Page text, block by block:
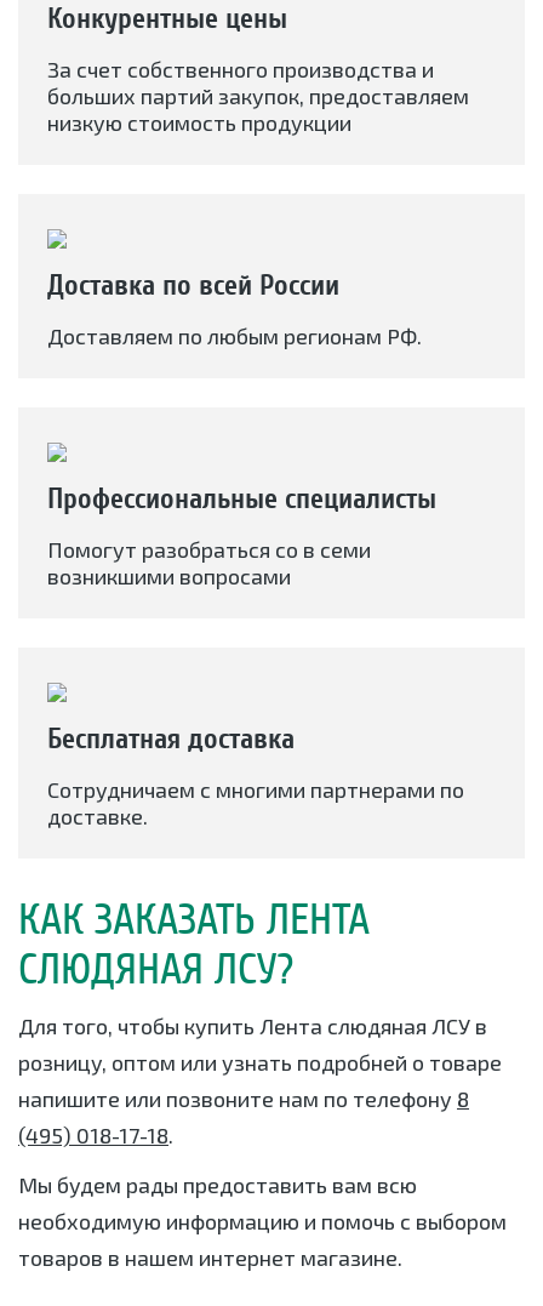
Конкурентные цены
За счет собственного производства и
больших партий закупок, предоставляем
низкую стоимость продукции
Доставка по всей России
Доставляем по любым регионам РФ.
Профессиональные специалисты
Помогут разобраться со в семи
возникшими вопросами
Бесплатная доставка
Сотрудничаем с многими партнерами по
доставке.
КАК ЗАКАЗАТЬ ЛЕНТА
СЛЮДЯНАЯ ЛСУ?
Для того, чтобы купить Лента слюдяная ЛСУ в
розницу, оптом или узнать подробней о товаре
напишите или позвоните нам по телефону 8
(495) 018-17-18.
Мы будем рады предоставить вам всю
необходимую информацию и помочь с выбором
товаров в нашем интернет магазине.